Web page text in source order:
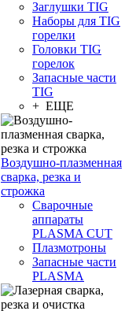
Заглушки TIG
Наборы для TIG
горелки
Головки TIG
горелок
Запасные части
TIG
+ ЕЩЕ
Воздушно-плазменная
сварка, резка и
строжка
Сварочные
аппараты
PLASMA CUT
Плазмотроны
Запасные части
PLASMA